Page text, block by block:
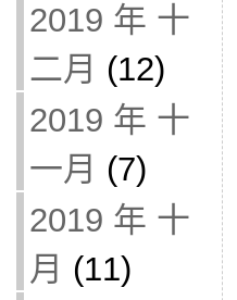
2019 年 十
二月 (12)
2019 年 十
一月 (7)
2019 年 十
月 (11)